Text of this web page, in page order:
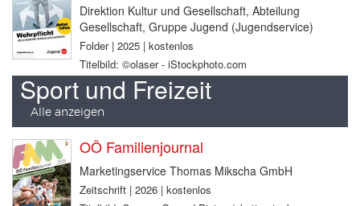
Direktion Kultur und Gesellschaft, Abteilung
Gesellschaft, Gruppe Jugend (Jugendservice)
Folder | 2025 | kostenlos
Titelbild: ©olaser - iStockphoto.com
Sport und Freizeit
Alle anzeigen
OÖ Familienjournal
Marketingservice Thomas Mikscha GmbH
Zeitschrift | 2026 | kostenlos